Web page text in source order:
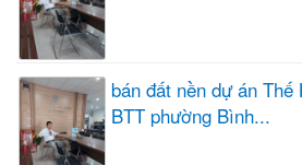
bán đất nền dự án
BTT phường Bình...